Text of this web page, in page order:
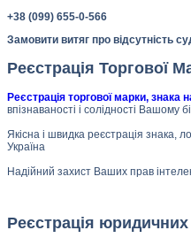
+38 (099) 655-0-566
Замовити витяг про відсутність
Реєстрація Торгової
Реєстрація торгової марки, знака
впізнаваності і солідності Вашому
Якісна і швидка реєстрація знака,
Україна
Надійний захист Ваших прав
Реєстрація юридичних